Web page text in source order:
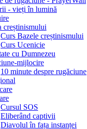
- vieți în lumină
creștinismului
Curs Bazele creștinismului
Curs Ucenicie
cu Dumnezeu
mijlocire
10 minute despre rugăciune
Cursul SOS
Eliberând captivii
Diavolul în fața instanței